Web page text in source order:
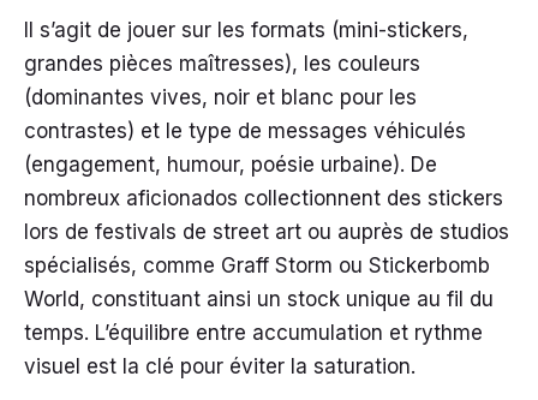
Il s’agit de jouer sur les formats (mini-stickers,
grandes pièces maîtresses), les couleurs
(dominantes vives, noir et blanc pour les
contrastes) et le type de messages véhiculés
(engagement, humour, poésie urbaine). De
nombreux aficionados collectionnent des stickers
lors de festivals de street art ou auprès de studios
spécialisés, comme Graff Storm ou Stickerbomb
World, constituant ainsi un stock unique au fil du
temps. L’équilibre entre accumulation et rythme
visuel est la clé pour éviter la saturation.